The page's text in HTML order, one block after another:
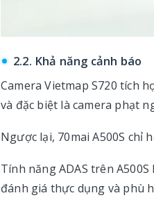
2.2. Khả năng cảnh báo
Camera Vietmap S720 tích
và đặc biệt là camera phạt
Ngược lại, 70mai A500S chỉ
Tính năng ADAS trên
đánh giá thực dụng và phù